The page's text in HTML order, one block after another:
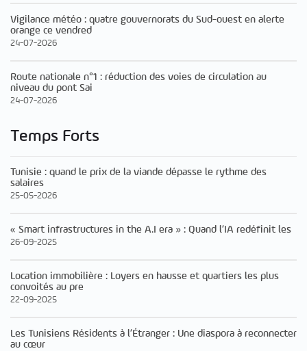
Vigilance météo : quatre gouvernorats du Sud-ouest en alerte
orange ce vendred
24-07-2026
Route nationale n°1 : réduction des voies de circulation au
niveau du pont Sai
24-07-2026
Temps Forts
Tunisie : quand le prix de la viande dépasse le rythme des
salaires
25-05-2026
« Smart infrastructures in the A.I era » : Quand l’IA redéfinit les
26-09-2025
Location immobilière : Loyers en hausse et quartiers les plus
convoités au pre
22-09-2025
Les Tunisiens Résidents à l’Étranger : Une diaspora à reconnecter
au cœur